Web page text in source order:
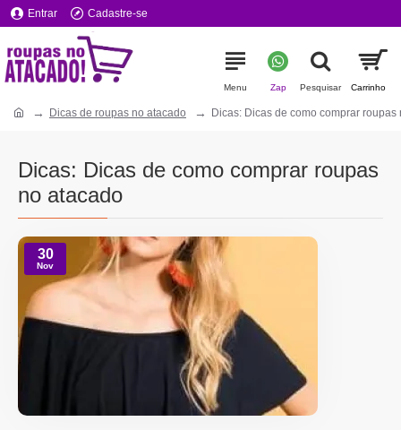
Entrar Cadastre-se
Dicas de roupas no atacado Dicas: Dicas de como comprar roupas
Dicas: Dicas de como comprar roupas
no atacado
30
Nov